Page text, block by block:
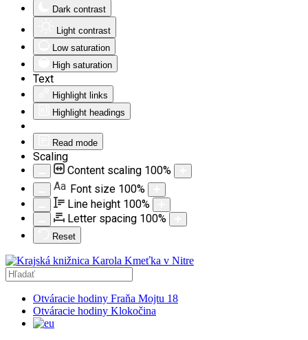
Dark contrast
Light contrast
Low saturation
High saturation
Text
Highlight links
Highlight headings
Read mode
Scaling
Content scaling 100%
Aa Font size 100%
Line height 100%
Letter spacing 100%
Reset
Otváracie hodiny Fraňa Mojtu 18
Otváracie hodiny Klokočina